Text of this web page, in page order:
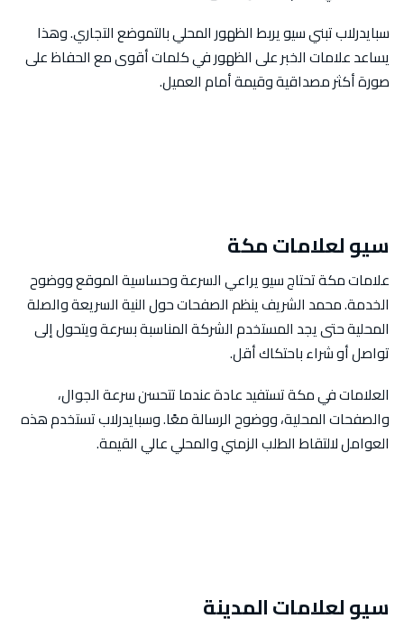
سبايدرلاب تبني سيو يربط الظهور المحلي بالتموضع التجاري. وهذا
يساعد علامات الخبر على الظهور في كلمات أقوى مع الحفاظ على
صورة أكثر مصداقية وقيمة أمام العميل.
سيو لعلامات مكة
علامات مكة تحتاج سيو يراعي السرعة وحساسية الموقع ووضوح
الخدمة. محمد الشريف ينظم الصفحات حول النية السريعة والصلة
المحلية حتى يجد المستخدم الشركة المناسبة بسرعة ويتحول إلى
تواصل أو شراء باحتكاك أقل.
العلامات في مكة تستفيد عادة عندما تتحسن سرعة الجوال،
والصفحات المحلية، ووضوح الرسالة معًا. وسبايدرلاب تستخدم هذه
العوامل لالتقاط الطلب الزمني والمحلي عالي القيمة.
سيو لعلامات المدينة